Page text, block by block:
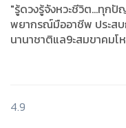
"รู้ดวงรู้จังหวะชีวิต...ทุก
พยากรณ์มืออาชีพ ประสบ
นานาชาติแล9ะสมขาคมโ
4.9